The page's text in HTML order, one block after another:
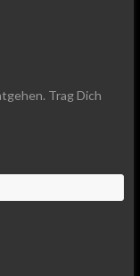
Trag Dich